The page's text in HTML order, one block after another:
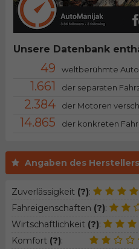
Angaben des Herstellers
Zuverlässigkeit (?):
Fahreigenschaften (?):
Wirtschaftlichkeit (?):
Komfort (?):
Unsere Datenbank
49 weltberühmte
1.661 der separaten
2.384 der Motoren
14.865 der konkreten